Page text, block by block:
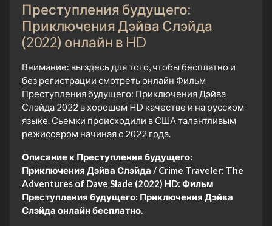
Преступления будущего:
Приключения Дэйва Слэйда
(2022) онлайн в HD
Внимание: вы здесь для того, чтобы бесплатно и
без регистрации смотреть онлайн Фильм
Преступления будущего: Приключения Дэйва
Слэйда 2022 в хорошем HD качестве и на русском
языке. Сьемки происходили в США талантливым
режиссером начиная с 2022 года.
Описание к Преступления будущего:
Приключения Дэйва Слэйда / Crime Traveler: The
Adventures of Dave Slade (2022) HD: Фильм
Преступления будущего: Приключения Дэйва
Слэйда онлайн бесплатно.